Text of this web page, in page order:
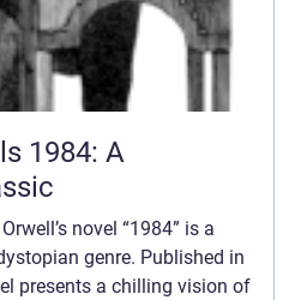
1984: A
novel “1984” is a
genre. Published in
presents a chilling vision of